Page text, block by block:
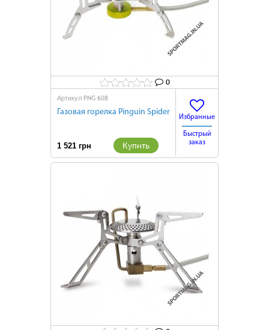
0
Артикул PNG 608
Газовая горелка Pinguin Spider
1 521 грн Купить
Избранные
Быстрый
заказ